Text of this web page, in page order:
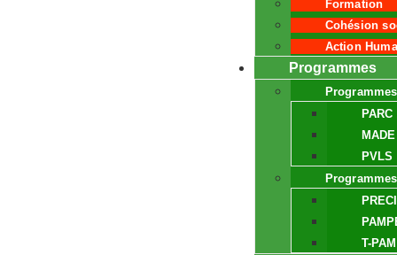
Formation
Cohésion
Action
Programmes
PARC
MADE
PVLS
T-